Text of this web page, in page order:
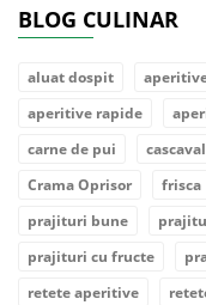
BLOG CULINAR
aluat dospit
aperitive rapide
carne de pui
cascaval
Crama Oprisor
frisca
prajituri bune
prajituri cu fructe
retete aperitive